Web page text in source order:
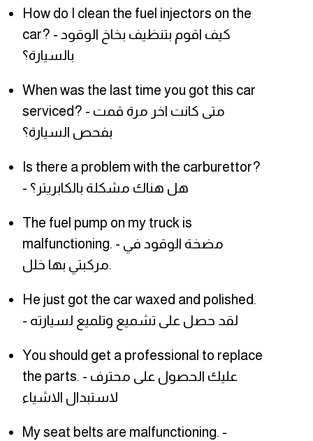
How do I clean the fuel injectors on the
car? - كيف اقوم بتنظيف بخاخ الوقود
بالسيارة؟
When was the last time you got this car
serviced? - متى كانت اخر مرة قمت
بفحص السيارة؟
Is there a problem with the carburettor?
- هل هناك مشكلة بالكابريتر؟
The fuel pump on my truck is
malfunctioning. - مضخة الوقود في
مركبتي بها خلل.
He just got the car waxed and polished.
- لقد حصل على تشميع وتلميع لسيارته
You should get a professional to replace
the parts. - عليك الحصول على محترف
لاستبدال الاشياء
My seat belts are malfunctioning. -